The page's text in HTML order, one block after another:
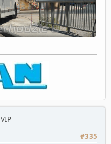
VIP
#335